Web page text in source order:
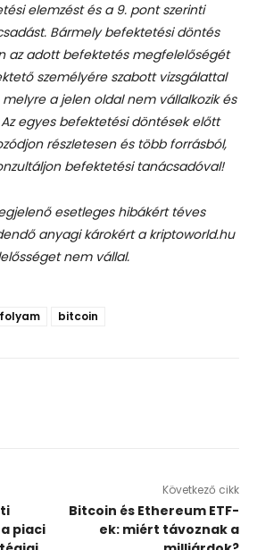
elemzést és a 9. pont szerinti
Bármely befektetési döntés
az adott befektetés megfelelőségét
személyére szabott vizsgálattal
a jelen oldal nem vállalkozik és
egyes befektetési döntések előtt
részletesen és több forrásból,
befektetési tanácsadóval!
esetleges hibákért téves
anyagi károkért a kriptoworld.hu
nem vállal.
bitcoin
piaci
Következő cikk
Bitcoin és Ethereum ETF-
ek: miért távoznak a